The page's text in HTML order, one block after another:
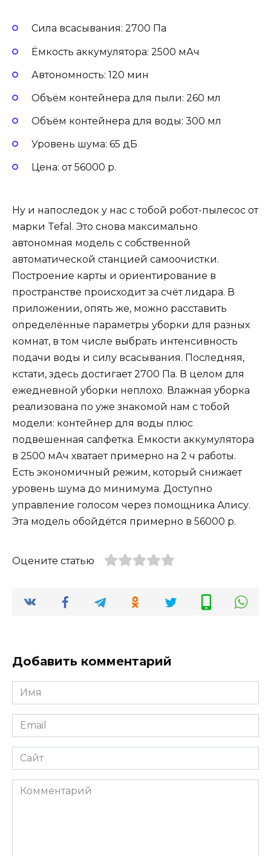
Сила всасывания: 2700 Па
Ёмкость аккумулятора: 2500 мАч
Автономность: 120 мин
Объём контейнера для пыли: 260 мл
Объём контейнера для воды: 300 мл
Уровень шума: 65 дБ
Цена: от 56000 р.
Ну и напоследок у нас с тобой робот-пылесос от
марки Tefal. Это снова максимально
автономная модель с собственной
автоматической станцией самоочистки.
Построение карты и ориентирование в
пространстве происходит за счёт лидара. В
приложении, опять же, можно расставить
определённые параметры уборки для разных
комнат, в том числе выбрать интенсивность
подачи воды и силу всасывания. Последняя,
кстати, здесь достигает 2700 Па. В целом для
ежедневной уборки неплохо. Влажная уборка
реализована по уже знакомой нам с тобой
модели: контейнер для воды плюс
подвешенная салфетка. Ёмкости аккумулятора
в 2500 мАч хватает примерно на 2 ч работы.
Есть экономичный режим, который снижает
уровень шума до минимума. Доступно
управление голосом через помощника Алису.
Эта модель обойдётся примерно в 56000 р.
Оцените статью
Добавить комментарий
Имя
Email
Сайт
Комментарий